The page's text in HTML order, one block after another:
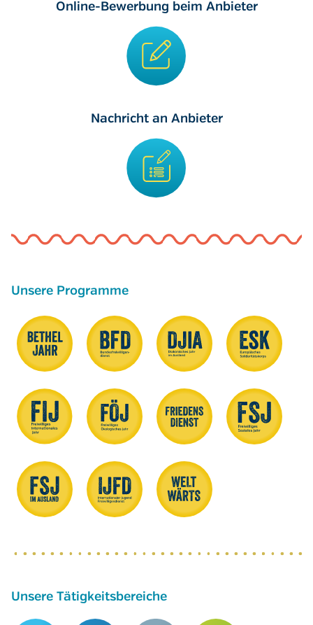
Online-Bewerbung beim Anbieter
Nachricht an Anbieter
Unsere Programme
Unsere Tätigkeitsbereiche